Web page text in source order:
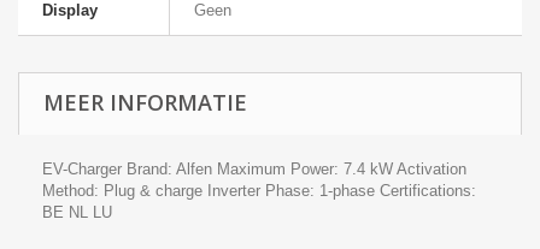
Display Geen
MEER INFORMATIE
EV-Charger Brand: Alfen Maximum Power: 7.4 kW Activation
Method: Plug & charge Inverter Phase: 1-phase Certifications:
BE NL LU